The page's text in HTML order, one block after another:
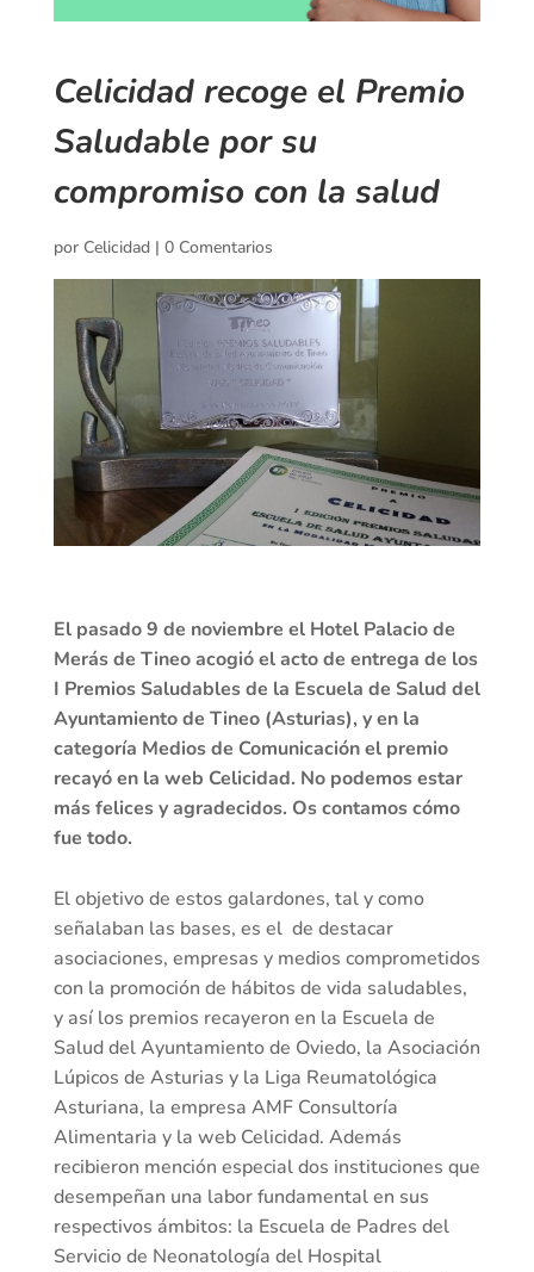
Celicidad recoge el Premio
Saludable por su
compromiso con la salud
por Celicidad| 0 Comentarios
El pasado 9 de noviembre el Hotel Palacio de
Merás de Tineo acogió el acto de entrega de los
I Premios Saludables de la Escuela de Salud del
Ayuntamiento de Tineo (Asturias), y en la
categoría Medios de Comunicación el premio
recayó en la web Celicidad. No podemos estar
más felices y agradecidos. Os contamos cómo
fue todo.
El objetivo de estos galardones, tal y como
señalaban las bases, es el de destacar
asociaciones, empresas y medios comprometidos
con la promoción de hábitos de vida saludables,
y así los premios recayeron en la Escuela de
Salud del Ayuntamiento de Oviedo, la Asociación
Lúpicos de Asturias y la Liga Reumatológica
Asturiana, la empresa AMF Consultoría
Alimentaria y la web Celicidad. Además
recibieron mención especial dos instituciones que
desempeñan una labor fundamental en sus
respectivos ámbitos: la Escuela de Padres del
Servicio de Neonatología del Hospital